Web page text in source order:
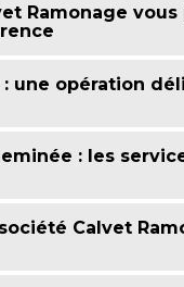
Ramonage
une opération
: les
Calvet